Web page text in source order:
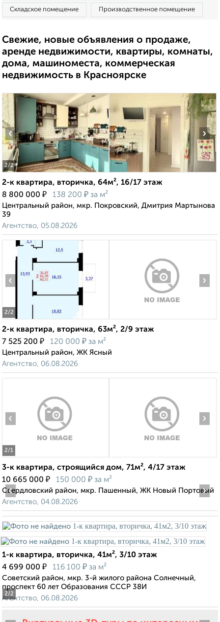
Складское помещение Производственное помещение
Свежие, новые объявления о продаже,
аренде недвижимости, квартиры, комнаты,
дома, машиноместа, коммерческая
недвижимость в Красноярске
2/2
‹ ›
2-к квартира, вторичка, 64м², 16/17 этаж
8 800 000 ₽ 138 200 ₽ за м²
Центральный район, мкр. Покровский, Дмитрия Мартынова
39
Агентство, 05.08.2026
2/2
‹ ›
2-к квартира, вторичка, 63м², 2/9 этаж
7 525 200 ₽ 120 000 ₽ за м²
Центральный район, ЖК Ясный
Агентство, 06.08.2026
2/1
‹ ›
3-к квартира, строящийся дом, 71м², 4/17 этаж
10 665 000 ₽ 150 000 ₽ за м²
Свердловский район, мкр. Пашенный, ЖК Новый Портовый
Агентство, 04.08.2026
2/2
‹ ›
1-к квартира, вторичка, 41м², 3/10 этаж
4 699 000 ₽ 116 100 ₽ за м²
Советский район, мкр. 3-й жилого района Солнечный,
проспект 60 лет Образования СССР 38И
Агентство, 06.08.2026